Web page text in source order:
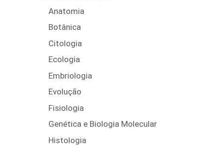
Anatomia
Botânica
Citologia
Ecologia
Embriologia
Evolução
Fisiologia
Genética e Biologia Molecular
Histologia